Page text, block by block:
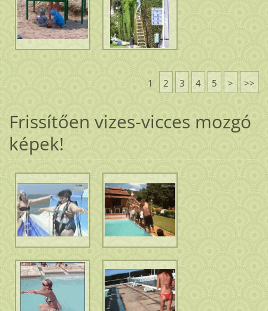
1 2 3 4 5 > >>
Frissítően vizes-vicces mozgó
képek!